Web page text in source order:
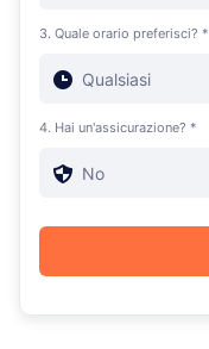
3. Quale orario preferisci? *
4. Hai un'assicurazione? *